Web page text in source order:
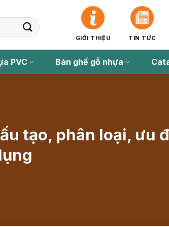
GIỚI THIỆU TIN TỨC
PVC Bàn ghế gỗ nhựa
tạo, phân loại, ưu